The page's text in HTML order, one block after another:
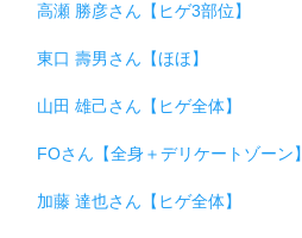
高瀬 勝彦さん【ヒゲ3部位】
東口 壽男さん【ほほ】
山田 雄己さん【ヒゲ全体】
FOさん【全身＋デリケートゾーン】
加藤 達也さん【ヒゲ全体】